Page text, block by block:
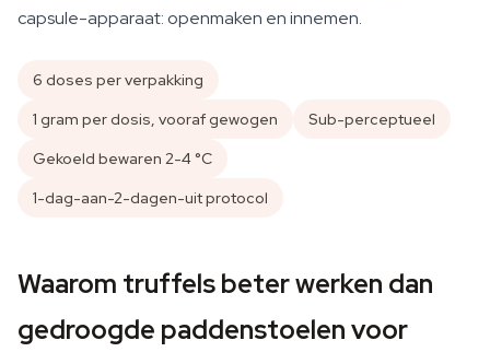
capsule-apparaat: openmaken en innemen.
6 doses per verpakking
1 gram per dosis, vooraf gewogen
Sub-perceptueel
Gekoeld bewaren 2-4 °C
1-dag-aan-2-dagen-uit protocol
Waarom truffels beter werken dan
gedroogde paddenstoelen voor